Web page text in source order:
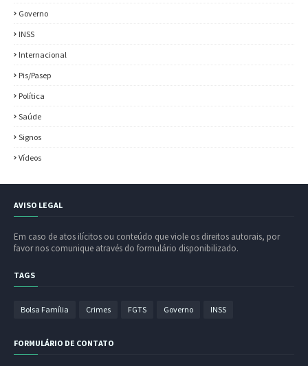
Governo
INSS
Internacional
Pis/Pasep
Política
Saúde
Signos
Vídeos
AVISO LEGAL
Em caso de atos ilícitos ou conteúdo que viole os direitos autorais, por
favor nos comunique através do formulário disponibilizado.
TAGS
Bolsa Família Crimes FGTS Governo INSS
FORMULÁRIO DE CONTATO